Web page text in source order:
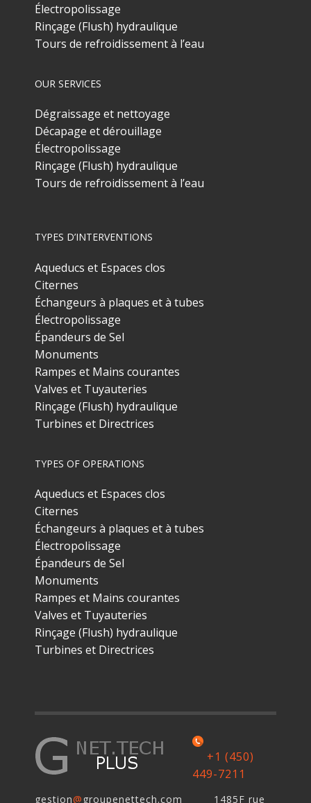
Électropolissage
Rinçage (Flush) hydraulique
Tours de refroidissement à l’eau
OUR SERVICES
Dégraissage et nettoyage
Décapage et dérouillage
Électropolissage
Rinçage (Flush) hydraulique
Tours de refroidissement à l’eau
TYPES D’INTERVENTIONS
Aqueducs et Espaces clos
Citernes
Échangeurs à plaques et à tubes
Électropolissage
Épandeurs de Sel
Monuments
Rampes et Mains courantes
Valves et Tuyauteries
Rinçage (Flush) hydraulique
Turbines et Directrices
TYPES OF OPERATIONS
Aqueducs et Espaces clos
Citernes
Échangeurs à plaques et à tubes
Électropolissage
Épandeurs de Sel
Monuments
Rampes et Mains courantes
Valves et Tuyauteries
Rinçage (Flush) hydraulique
Turbines et Directrices
+1 (450)
449-7211
gestion@ groupenettech.com 1485F rue